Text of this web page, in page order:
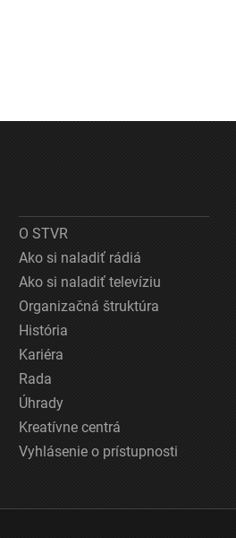
O STVR
Ako si naladiť rádiá
Ako si naladiť televíziu
Organizačná štruktúra
História
Kariéra
Rada
Úhrady
Kreatívne centrá
Vyhlásenie o prístupnosti